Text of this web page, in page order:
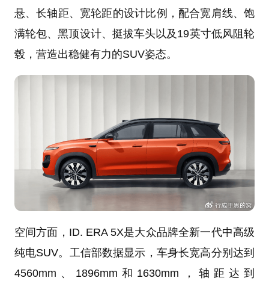
悬、长轴距、宽轮距的设计比例，配合宽肩线、饱
满轮包、黑顶设计、挺拔车头以及19英寸低风阻轮
毂，营造出稳健有力的SUV姿态。
空间方面，ID. ERA 5X是大众品牌全新一代中高级
纯电SUV。工信部数据显示，车身长宽高分别达到
4560mm、1896mm和1630mm，轴距达到